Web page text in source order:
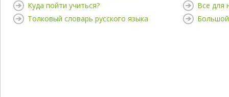
Куда пойти учиться?
Толковый словарь русского языка
Все для
Большой